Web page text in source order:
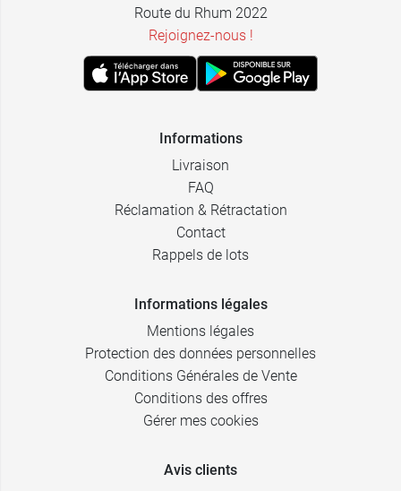
Route du Rhum 2022
Rejoignez-nous !
Informations
Livraison
FAQ
Réclamation & Rétractation
Contact
Rappels de lots
Informations légales
Mentions légales
Protection des données personnelles
Conditions Générales de Vente
Conditions des offres
Gérer mes cookies
Avis clients